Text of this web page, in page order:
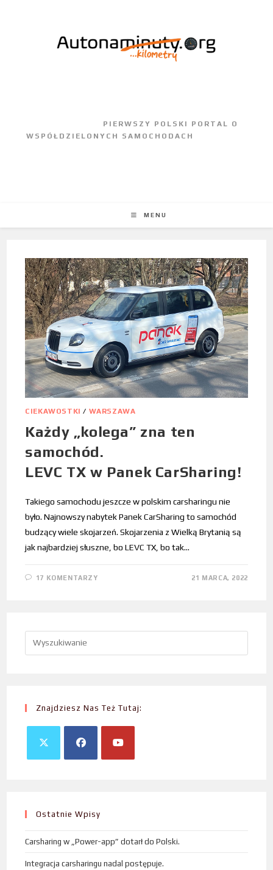
MENU
CIEKAWOSTKI / WARSZAWA
Każdy „kolega” zna ten
samochód.
LEVC TX w Panek CarSharing!
Takiego samochodu jeszcze w polskim carsharingu nie
było. Najnowszy nabytek Panek CarSharing to samochód
budzący wiele skojarzeń. Skojarzenia z Wielką Brytanią są
jak najbardziej słuszne, bo LEVC TX, bo tak…
17 KOMENTARZY 21 MARCA, 2022
Znajdziesz Nas Też Tutaj:
Ostatnie Wpisy
Carsharing w „Power-app” dotarł do Polski.
Integracja carsharingu nadal postępuje.